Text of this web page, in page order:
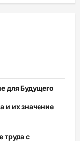
для Будущего
и их значение
труда с